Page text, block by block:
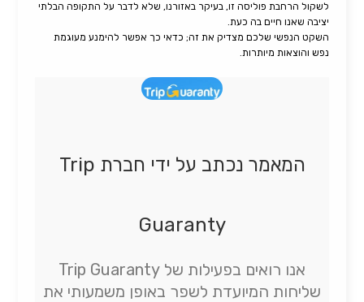
לשקול הרחבת פוליסה זו, בעיקר באזורנו, שלא לדבר על התקופה הבלתי
יציבה שאנו חיים בה כעת.
השקט הנפשי שלכם מצדיק את זה; כדאי כך אפשר להימנע מעוגמת
נפש והוצאות מיותרות.
המאמר נכתב על ידי חברת Trip
Guaranty
אנו רואים בפעילות של Trip Guaranty
שליחות המיועדת לשפר באופן משמעותי את